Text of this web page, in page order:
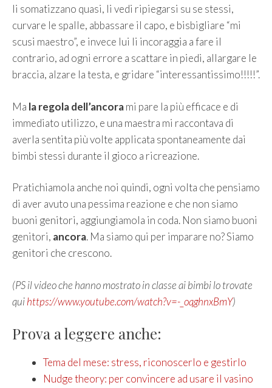
li somatizzano quasi, li vedi ripiegarsi su se stessi,
curvare le spalle, abbassare il capo, e bisbigliare “mi
scusi maestro”, e invece lui li incoraggia a fare il
contrario, ad ogni errore a scattare in piedi, allargare le
braccia, alzare la testa, e gridare “interessantissimo!!!!!”.
Ma la regola dell’ancorami pare la più efficace e di
immediato utilizzo, e una maestra mi raccontava di
averla sentita più volte applicata spontaneamente dai
bimbi stessi durante il gioco a ricreazione.
Pratichiamola anche noi quindi, ogni volta che pensiamo
di aver avuto una pessima reazione e che non siamo
buoni genitori, aggiungiamola in coda. Non siamo buoni
genitori, ancora. Ma siamo qui per imparare no? Siamo
genitori che crescono.
(PS il video che hanno mostrato in classe ai bimbi lo trovate
quihttps://www.youtube.com/watch?v=-_oqghnxBmY)
Prova a leggere anche:
Tema del mese: stress, riconoscerlo e gestirlo
Nudge theory: per convincere ad usare il vasino